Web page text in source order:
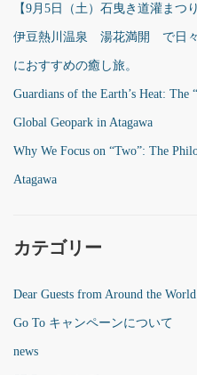
【9月5日（土）石曳き道灌まつ
伊豆熱川温泉 湯花満開 で日々
におすすめの癒し旅。
Guardians of the Earth’s Heat:
Global Geopark in Atagawa
Why We Focus on “Two”: The
Atagawa
カテゴリー
Dear Guests from Around the World
Go To キャンペーンについて
news